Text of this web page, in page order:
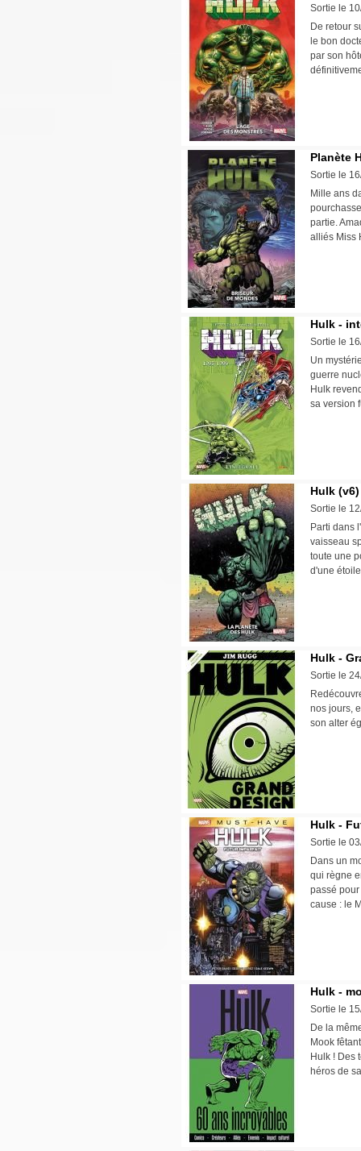
Sortie le
De retour
le bon
par son
Planète
Sortie le
Mille ans
partie.
alliés Miss
Hulk -
Sortie le
Un
guerre
Hulk
sa version
Hulk (v6)
Sortie le
Parti dans
vaisseau
toute une
d'une
Hulk -
Sortie le
nos jours,
son alter
Hulk -
Sortie le
Dans un
qui règne
passé
cause : le
Hulk -
Sortie le
De la
Mook
Hulk ! Des
héros de